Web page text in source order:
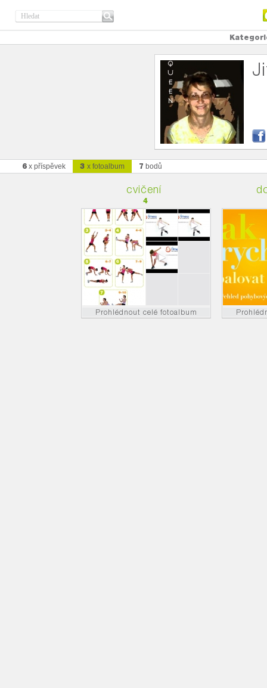
6 x příspěvek 3 x fotoalbum 7 bodů
cvičení
4
Prohlédnout celé fotoalbum